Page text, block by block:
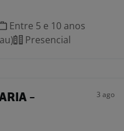
Entre 5 e 10 anos
Presencial
-
3 ago